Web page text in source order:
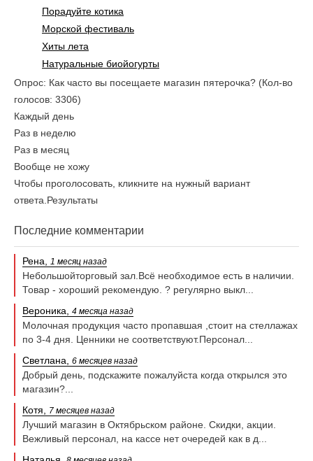
Порадуйте котика
Морской фестиваль
Хиты лета
Натуральные биойогурты
Опрос: Как часто вы посещаете магазин пятерочка? (Кол-во
голосов: 3306)
Каждый день
Раз в неделю
Раз в месяц
Вообще не хожу
Чтобы проголосовать, кликните на нужный вариант
ответа. Результаты
Последние комментарии
Рена, 1 месяц назад
Небольшойторговый зал.Всё необходимое есть в наличии.
Товар - хороший рекомендую. ? регулярно выкл...
Вероника, 4 месяца назад
Молочная продукция часто пропавшая ,стоит на стеллажах
по 3-4 дня. Ценники не соответствуют.Персонал...
Светлана, 6 месяцев назад
Добрый день, подскажите пожалуйста когда открылся это
магазин?...
Котя,
7 месяцев назад
Лучший магазин в Октябрьском районе. Скидки, акции.
Вежливый персонал, на кассе нет очередей как в д...